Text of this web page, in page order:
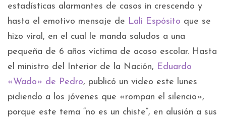
estadísticas alarmantes de casos in crescendo y
hasta el emotivo mensaje de Lali Espósito que se
hizo viral, en el cual le manda saludos a una
pequeña de 6 años víctima de acoso escolar. Hasta
el ministro del Interior de la Nación, Eduardo
«Wado» de Pedro, publicó un video este lunes
pidiendo a los jóvenes que «rompan el silencio»,
porque este tema “no es un chiste”, en alusión a sus